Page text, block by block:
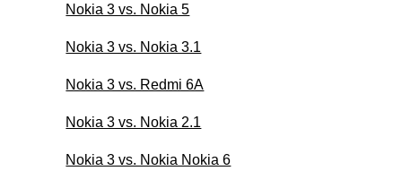
Nokia 3 vs. Nokia 5
Nokia 3 vs. Nokia 3.1
Nokia 3 vs. Redmi 6A
Nokia 3 vs. Nokia 2.1
Nokia 3 vs. Nokia Nokia 6